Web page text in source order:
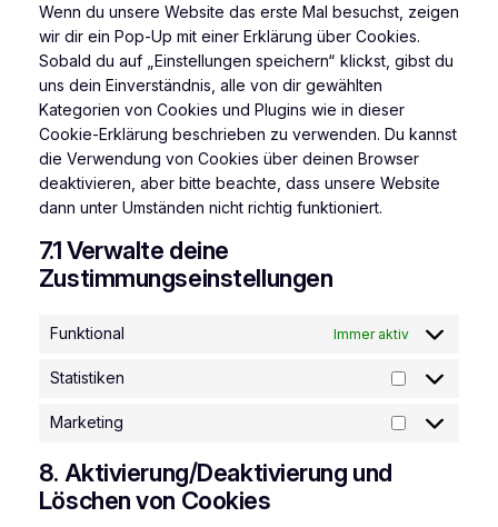
Wenn du unsere Website das erste Mal besuchst, zeigen
wir dir ein Pop-Up mit einer Erklärung über Cookies.
Sobald du auf „Einstellungen speichern“ klickst, gibst du
uns dein Einverständnis, alle von dir gewählten
Kategorien von Cookies und Plugins wie in dieser
Cookie-Erklärung beschrieben zu verwenden. Du kannst
die Verwendung von Cookies über deinen Browser
deaktivieren, aber bitte beachte, dass unsere Website
dann unter Umständen nicht richtig funktioniert.
7.1 Verwalte deine
Zustimmungseinstellungen
Funktional Immer aktiv
Statistiken
Statistiken
Marketing
Marketing
8. Aktivierung/Deaktivierung und
Löschen von Cookies